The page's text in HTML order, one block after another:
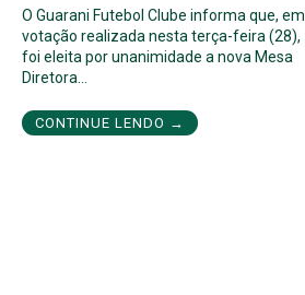
O Guarani Futebol Clube informa que, em
votação realizada nesta terça-feira (28),
foi eleita por unanimidade a nova Mesa
Diretora…
CONTINUE LENDO →